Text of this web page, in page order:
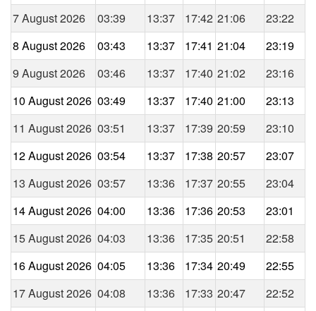
7 August 2026
03:39 13:37 17:42 21:06
23:22
8 August 2026
03:43 13:37 17:41 21:04
23:19
9 August 2026
03:46 13:37 17:40 21:02
23:16
10 August 2026 03:49 13:37 17:40 21:00
23:13
11 August 2026 03:51 13:37 17:39 20:59
23:10
12 August 2026 03:54 13:37 17:38 20:57
23:07
13 August 2026 03:57 13:36 17:37 20:55
23:04
14 August 2026 04:00 13:36 17:36 20:53
23:01
15 August 2026 04:03 13:36 17:35 20:51
22:58
16 August 2026 04:05 13:36 17:34 20:49
22:55
17 August 2026 04:08 13:36 17:33 20:47
22:52